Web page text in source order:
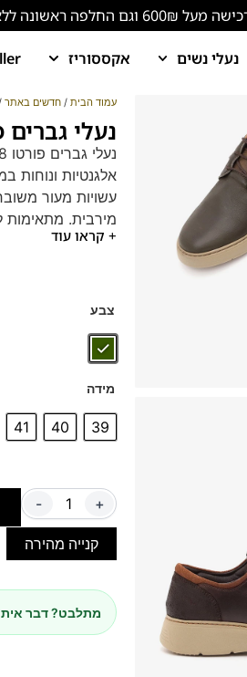
ללא עלות!
נעלי נשים אקססוריז
עמוד הבית / חדשים באתר
נעלי גברים
אלגנטיות ונוחות
עשויות מעור
מירבית. מתאימות
מסטייל ונוחות
+ קראו עוד
צבע
מידה
39
40
41
- +
קנייה מהירה
מתלבט? דבר